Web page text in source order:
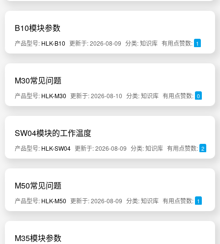
B10模块参数
产品型号: HLK-B10 更新于: 2026-08-09 分类: 知识库 有用点赞数: 1
M30常见问题
产品型号: HLK-M30 更新于: 2026-08-10 分类: 知识库 有用点赞数: 0
SW04模块的工作温度
产品型号: HLK-SW04 更新于: 2026-08-09 分类: 知识库 有用点赞数: 2
M50常见问题
产品型号: HLK-M50 更新于: 2026-08-09 分类: 知识库 有用点赞数: 1
M35模块参数